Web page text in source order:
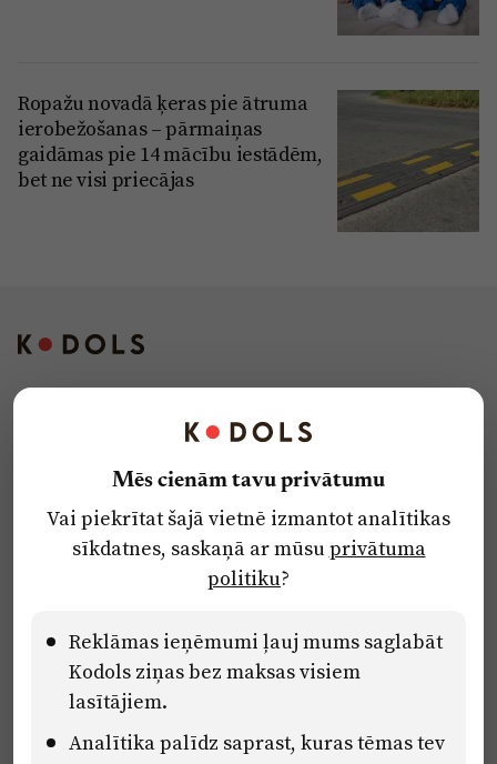
Ropažu novadā ķeras pie ātruma
ierobežošanas – pārmaiņas
gaidāmas pie 14 mācību iestādēm,
bet ne visi priecājas
Privātuma politika
Ētikas kodekss
Pārredzamības paziņojumi
Eiropas Savienības Atveseļošanas un noturības mehānisma plāna
2.2. reformu un investīciju virziena “Uzņēmumu digitālā
Mēs cienām tavu privātumu
Vai piekrītat šajā vietnē izmantot analītikas
sīkdatnes, saskaņā ar mūsuprivātuma
politiku?
Reklāmas ieņēmumi ļauj mums saglabāt
Kodols ziņas bez maksas visiem
lasītājiem.
Analītika palīdz saprast, kuras tēmas tev